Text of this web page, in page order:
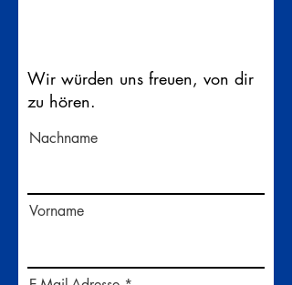
Wir würden uns freuen, von dir
zu hören.
Nachname
Vorname